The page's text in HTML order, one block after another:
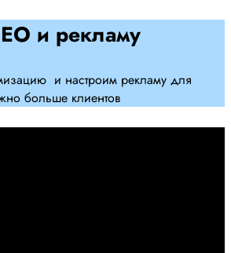
и рекламу
и настроим рекламу для
больше клиентов